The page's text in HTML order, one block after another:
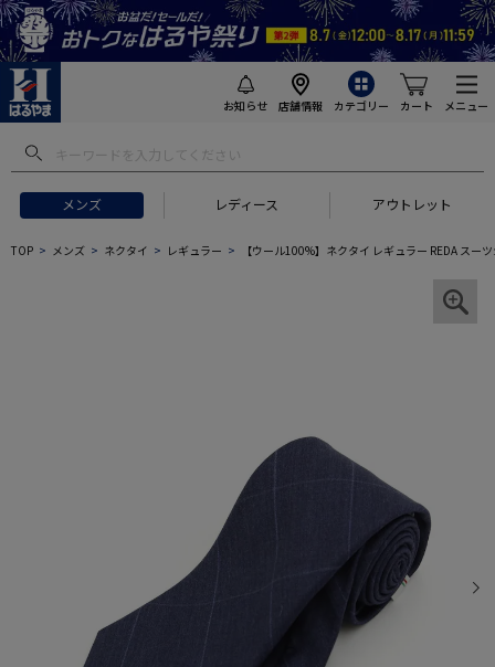
お知らせ 店舗情報 カテゴリー カート メニュー
メンズ レディース アウトレット
TOP メンズ ネクタイ レギュラー 【ウール100%】ネクタイ レギュラー REDA スー